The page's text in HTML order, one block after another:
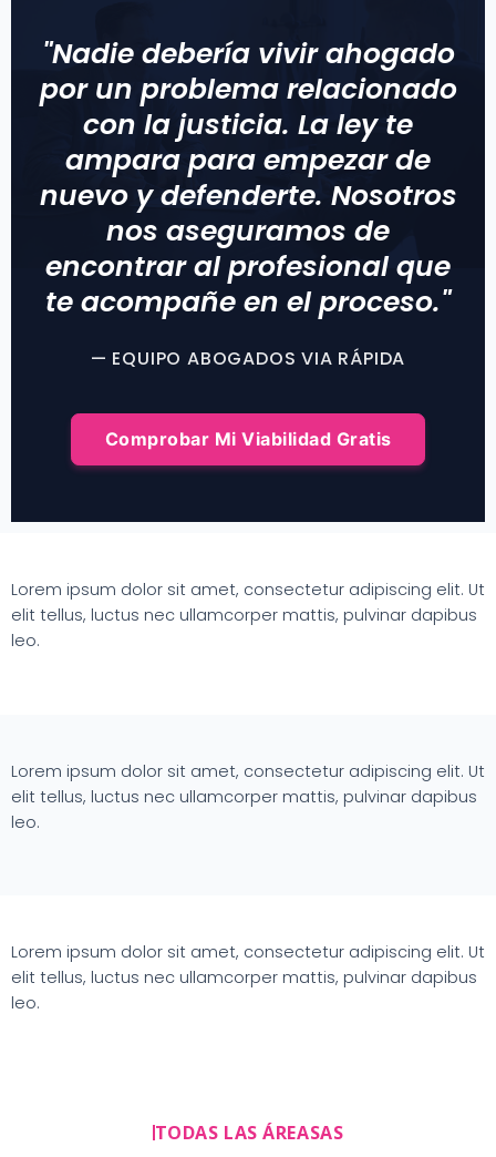
"Nadie debería vivir ahogado
por un problema relacionado
con la justicia. La ley te
ampara para empezar de
nuevo y defenderte. Nosotros
nos aseguramos de
encontrar al profesional que
te acompañe en el proceso."
— EQUIPO ABOGADOS VIA RÁPIDA
Comprobar Mi Viabilidad Gratis
Lorem ipsum dolor sit amet, consectetur adipiscing elit. Ut
elit tellus, luctus nec ullamcorper mattis, pulvinar dapibus
leo.
Lorem ipsum dolor sit amet, consectetur adipiscing elit. Ut
elit tellus, luctus nec ullamcorper mattis, pulvinar dapibus
leo.
Lorem ipsum dolor sit amet, consectetur adipiscing elit. Ut
elit tellus, luctus nec ullamcorper mattis, pulvinar dapibus
leo.
TODAS LAS ÁREASAS